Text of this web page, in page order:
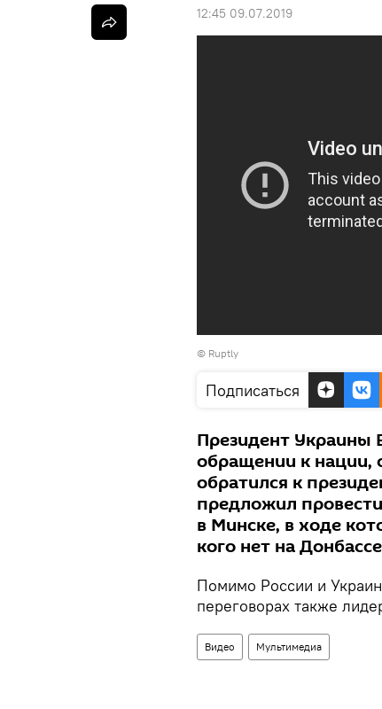
12:45 09.07.2019
© Ruptly
Подписаться
Президент Украины
обращении к нации,
обратился к
предложил
в Минске, в ходе
кого нет на
Помимо России и
переговорах также
Видео Мультимедиа